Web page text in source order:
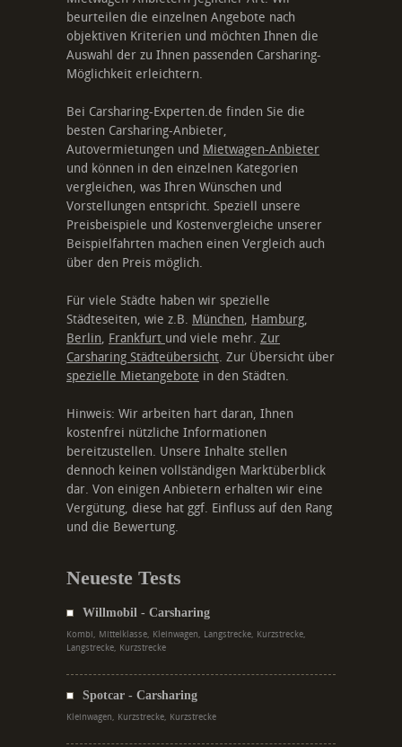
beurteilen die einzelnen Angebote nach
objektiven Kriterien und möchten Ihnen die
Auswahl der zu Ihnen passenden Carsharing-
Möglichkeit erleichtern.
Bei Carsharing-Experten.de finden Sie die
besten Carsharing-Anbieter,
Autovermietungen und Mietwagen-Anbieter
und können in den einzelnen Kategorien
vergleichen, was Ihren Wünschen und
Vorstellungen entspricht. Speziell unsere
Preisbeispiele und Kostenvergleiche unserer
Beispielfahrten machen einen Vergleich auch
über den Preis möglich.
Für viele Städte haben wir spezielle
Städteseiten, wie z.B. München, Hamburg,
Berlin, Frankfurt und viele mehr. Zur
Carsharing Städteübersicht. Zur Übersicht über
spezielle Mietangebote in den Städten.
Hinweis: Wir arbeiten hart daran, Ihnen
kostenfrei nützliche Informationen
bereitzustellen. Unsere Inhalte stellen
dennoch keinen vollständigen Marktüberblick
dar. Von einigen Anbietern erhalten wir eine
Vergütung, diese hat ggf. Einfluss auf den Rang
und die Bewertung.
Neueste Tests
Willmobil - Carsharing
Kombi, Mittelklasse, Kleinwagen, Langstrecke, Kurzstrecke,
Langstrecke, Kurzstrecke
Spotcar - Carsharing
Kleinwagen, Kurzstrecke, Kurzstrecke